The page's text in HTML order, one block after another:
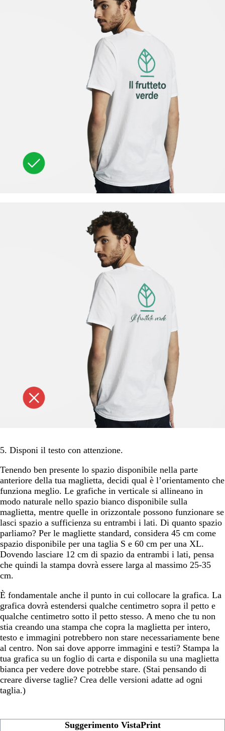
5. Disponi il testo con attenzione.
Tenendo ben presente lo spazio disponibile nella parte
anteriore della tua maglietta, decidi qual è l’orientamento che
funziona meglio. Le grafiche in verticale si allineano in
modo naturale nello spazio bianco disponibile sulla
maglietta, mentre quelle in orizzontale possono funzionare se
lasci spazio a sufficienza su entrambi i lati. Di quanto spazio
parliamo? Per le magliette standard, considera 45 cm come
spazio disponibile per una taglia S e 60 cm per una XL.
Dovendo lasciare 12 cm di spazio da entrambi i lati, pensa
che quindi la stampa dovrà essere larga al massimo 25-35
cm.
È fondamentale anche il punto in cui collocare la grafica. La
grafica dovrà estendersi qualche centimetro sopra il petto e
qualche centimetro sotto il petto stesso. A meno che tu non
stia creando una stampa che copra la maglietta per intero,
testo e immagini potrebbero non stare necessariamente bene
al centro. Non sai dove apporre immagini e testi? Stampa la
tua grafica su un foglio di carta e disponila su una maglietta
bianca per vedere dove potrebbe stare. (Stai pensando di
creare diverse taglie? Crea delle versioni adatte ad ogni
taglia.)
Suggerimento VistaPrint